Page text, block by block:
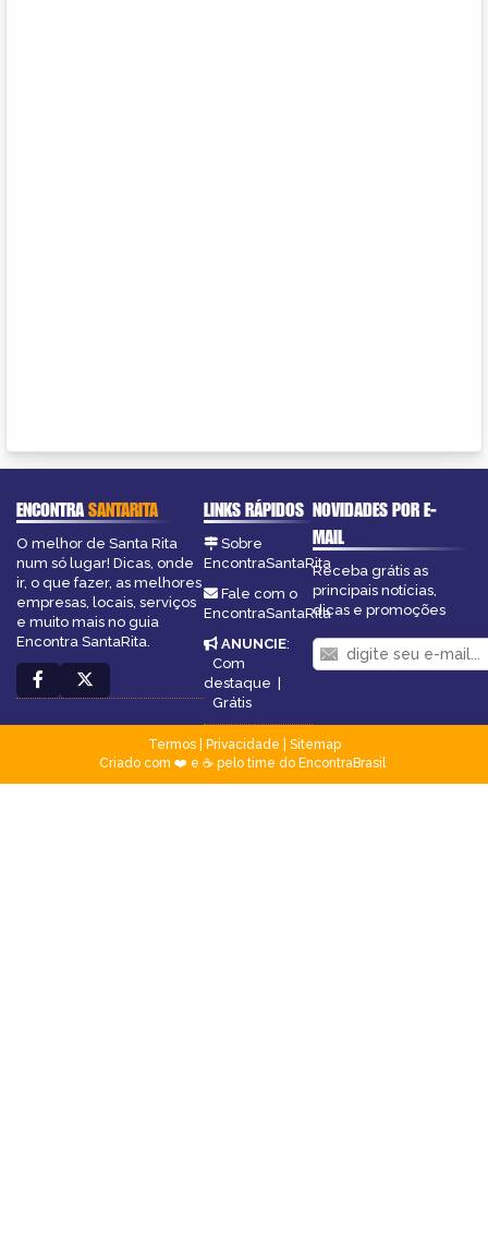
ENCONTRASANTARITA
O melhor de Santa Rita
num só lugar! Dicas, onde
ir, o que fazer, as melhores
empresas, locais, serviços
e muito mais no guia
Encontra SantaRita.
LINKS RÁPIDOS
Sobre
EncontraSantaRita
Fale com o
EncontraSantaRita
ANUNCIE:
Com
destaque
Grátis
NOVIDADES POR E-
MAIL
Receba grátis as
principais notícias,
dicas e promoções
Termos| Privacidade
Sitemap
Criado com ❤️ e ☕ pelo time do EncontraBrasil